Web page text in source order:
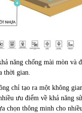
năng chống mài mòn và
thời gian.
chỉ tạo ra một không
ưu điểm về khả năng
chọn thông minh cho